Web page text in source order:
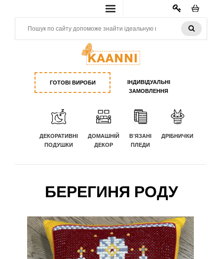
КАБИНЕТ
ГОТОВІ ВИРОБИ
ІНДИВІДУАЛЬНІ
ЗАМОВЛЕННЯ
ДЕКОРАТИВНІ
ПОДУШКИ
ДОМАШНІЙ
ДЕКОР
В'ЯЗАНІ
ПЛЕДИ
ДРІБНИЧКИ
БЕРЕГИНЯ РОДУ